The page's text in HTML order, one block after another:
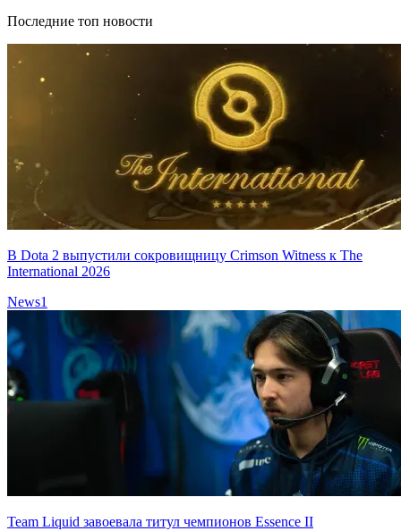
Последние топ новости
В Dota 2 выпустили сокровищницу Crimson Witness к The
International 2026
News1
Team Liquid завоевала титул чемпионов Essence II